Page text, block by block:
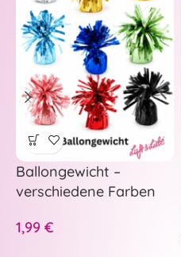
Ballongewicht –
verschiedene Farben
1,99 €